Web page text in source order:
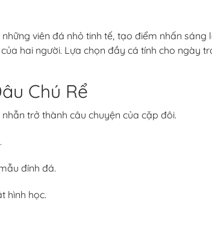
viên đá nhỏ tinh tế, tạo điểm nhấn sáng
hai người. Lựa chọn đầy cá tính cho ngày
Chú Rể
trở thành câu chuyện của cặp đôi.
đính đá.
hình học.